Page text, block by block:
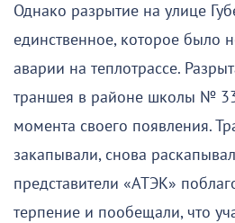
Однако разрытие на улице
единственное, которое было
аварии на теплотрассе.
траншея в районе школы № 33
момента своего появления.
закапывали, снова
представители «АТЭК»
терпение и пообещали, что